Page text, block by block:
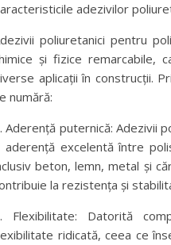
adezivilor
poliuretanici pentru
și fizice remarcabile,
aplicații în construcții.
numără:
Aderență puternică: Adezivii
aderență excelentă între
beton, lemn, metal și
la rezistența și
Flexibilitate: Datorită
ridicată, ceea ce